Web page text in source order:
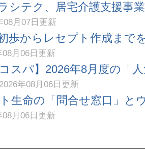
シテク、居宅介護支援事
08月07日更新
歩からレセプト作成まで
08月06日更新
スパ】2026年8月度の「
2026年08月06日更新
生命の「問合せ窓口」と
08月06日更新